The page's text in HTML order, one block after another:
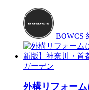
BOWCS
ガーデン
外構リフォー